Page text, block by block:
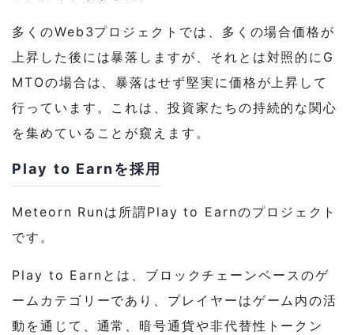
多くのWeb3プロジェクトでは、多くの場合価格が
上昇した後には暴落しますが、それとは対照的にG
MTOの場合は、暴落はせず堅実に価格が上昇して
行っています。これは、投資家たちの持続的な関心
を集めていることが窺えます。
Play to Earnを採用
Meteorn Runは所謂Play to Earnのプロジェクト
です。
Play to Earnとは、ブロックチェーンベースのゲ
ームカテゴリーであり、プレイヤーはゲーム内の活
動を通じて、通常、暗号通貨や非代替性トークン